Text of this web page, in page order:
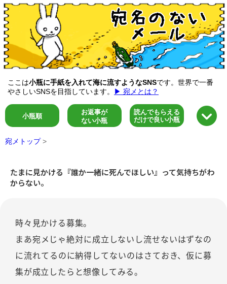
ここは小瓶に手紙を入れて海に流すようなSNSです。世界で一番
やさしいSNSを目指しています。
▶ 宛メとは？
小瓶順
お返事が
ない小瓶
読んでもらえる
だけで良い小瓶
宛メトップ >
たまに見かける『誰か一緒に死んでほしい』って気持ちがわ
からない。
時々見かける募集。
まあ宛メじゃ絶対に成立しないし流せないはずなの
に流れてるのに納得してないのはさておき、仮に募
集が成立したらと想像してみる。